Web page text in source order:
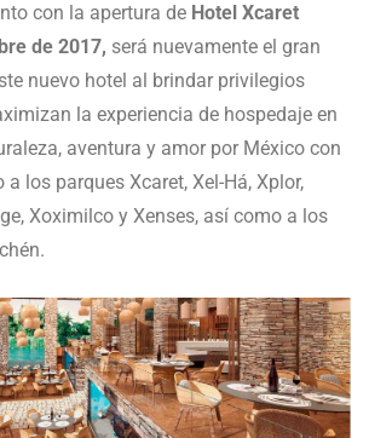
con la apertura de Hotel Xcaret
de 2017, será nuevamente el gran
nuevo hotel al brindar privilegios
la experiencia de hospedaje en
aventura y amor por México con
los parques Xcaret, Xel-Há, Xplor,
Xoximilco y Xenses, así como a los